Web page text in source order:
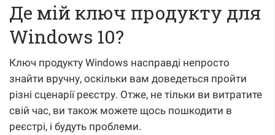
Де мій ключ продукту для
Windows 10?
Ключ продукту Windows насправді непросто
знайти вручну, оскільки вам доведеться пройти
різні сценарії реєстру. Отже, не тільки ви витратите
свій час, ви також можете щось пошкодити в
реєстрі, і будуть проблеми.